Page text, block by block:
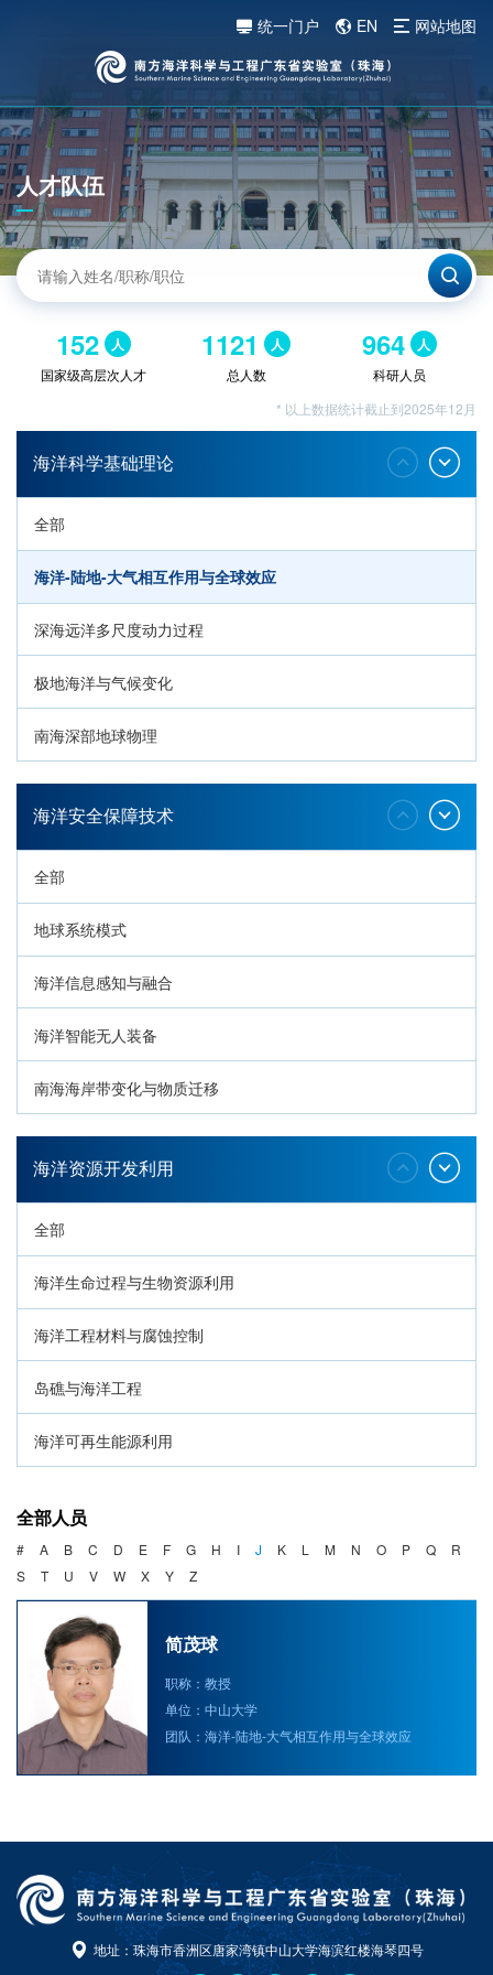
统一门户 EN 网站地图
人才队伍
152 人
国家级高层次人才
1121 人
总人数
964 人
科研人员
* 以上数据统计截止到2025年12月
海洋科学基础理论
全部
海洋-陆地-大气相互作用与全球效应
深海远洋多尺度动力过程
极地海洋与气候变化
南海深部地球物理
深海生命与生态过程
海洋安全保障技术
全部
地球系统模式
海洋信息感知与融合
海洋智能无人装备
南海海岸带变化与物质迁移
环南海地质过程与灾害响应
海洋资源开发利用
全部
海洋生命过程与生物资源利用
海洋工程材料与腐蚀控制
岛礁与海洋工程
海洋可再生能源利用
海洋产业与政策
海洋可持续发展
全部人员
# A B C D E F G H I J K L M N O P Q
R
S
T U V W X Y Z
简茂球
职称：教授
单位：中山大学
团队：海洋-陆地-大气相互作用与全球效应
地址：珠海市香洲区唐家湾镇中山大学海滨红楼海琴四号